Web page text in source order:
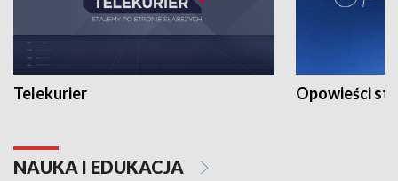
Telekurier Opowieści
NAUKA I EDUKACJA